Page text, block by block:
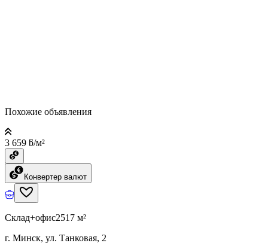
Похожие объявления
3 659 ƃ/м²
Конвертер валют
Склад+офис2517 м²
г. Минск, ул. Танковая, 2